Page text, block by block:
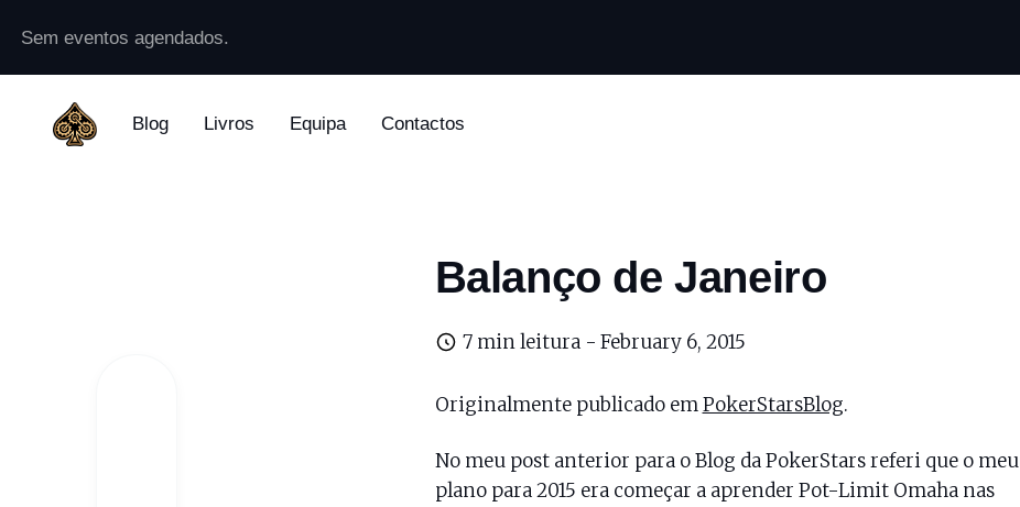
Sem eventos agendados.
Blog Livros Equipa Contactos
Balanço de Janeiro
7 min leitura - February 6, 2015
Originalmente publicado emPokerStarsBlog.
No meu post anterior para o Blog da PokerStars referi que o meu
plano para 2015 era começar a aprender Pot-Limit Omaha nas